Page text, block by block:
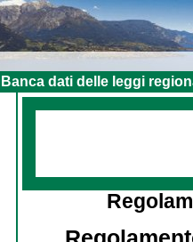
Banca dati delle leggi